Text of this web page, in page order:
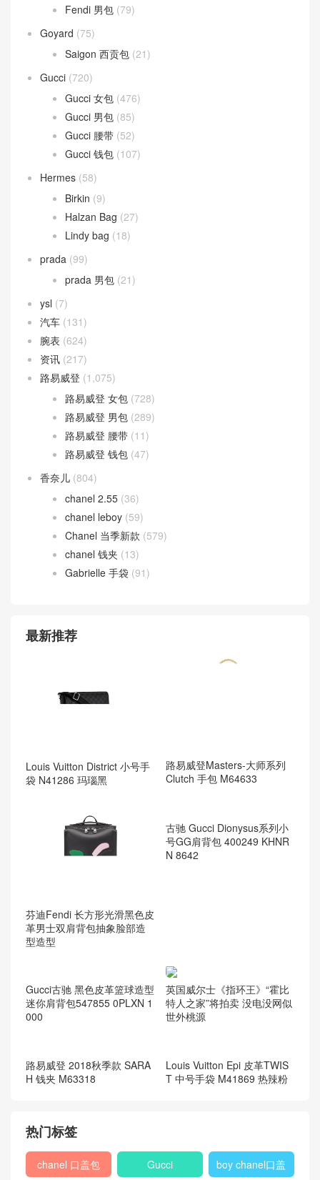
Fendi 男包 (79)
Goyard (75)
Saigon 西贡包 (21)
Gucci (720)
Gucci 女包 (476)
Gucci 男包 (85)
Gucci 腰带 (52)
Gucci 钱包 (107)
Hermes (58)
Birkin (9)
Halzan Bag (27)
Lindy bag (18)
prada (99)
prada 男包 (21)
ysl (7)
汽车 (131)
腕表 (624)
资讯 (217)
路易威登 (1,075)
路易威登 女包 (728)
路易威登 男包 (289)
路易威登 腰带 (11)
路易威登 钱包 (47)
香奈儿 (804)
chanel 2.55 (36)
chanel leboy (59)
Chanel 当季新款 (579)
chanel 钱夹 (13)
Gabrielle 手袋 (91)
最新推荐
Louis Vuitton District 小号手
袋 N41286 玛瑙黑
路易威登Masters-大师系列
Clutch 手包 M64633
芬迪Fendi 长方形光滑黑色皮
革男士双肩背包抽象脸部造
型造型
N 8642
Gucci古驰 黑色皮革篮球造型
迷你肩背包547855 0PLXN 1
000
英国威尔士《指环王》“霍比